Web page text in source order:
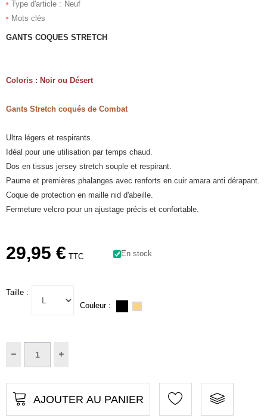
Type d'article : Neuf
Mots clés
GANTS COQUES STRETCH
Coloris : Noir ou Désert
Gants Stretch coqués de Combat
Ultra légers et respirants.
Idéal pour une utilisation par temps chaud.
Dos en tissus jersey stretch souple et respirant.
Paume et premières phalanges avec renforts en cuir amara anti dérapant.
Coque de protection en maille nid d'abeille.
Fermeture velcro pour un ajustage précis et confortable.
29,95 € TTC En stock
Taille :
Couleur :
AJOUTER AU PANIER